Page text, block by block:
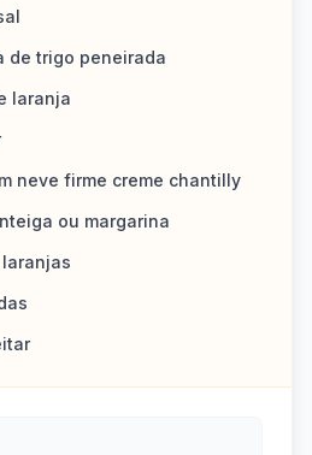
de trigo peneirada
laranja
neve firme creme chantilly
ou margarina